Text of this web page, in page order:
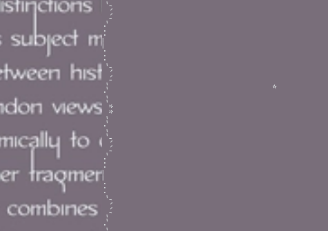
...__...-'``'--.--**--.--'``'-...__...-'``'--.--**--.--
*
Hi